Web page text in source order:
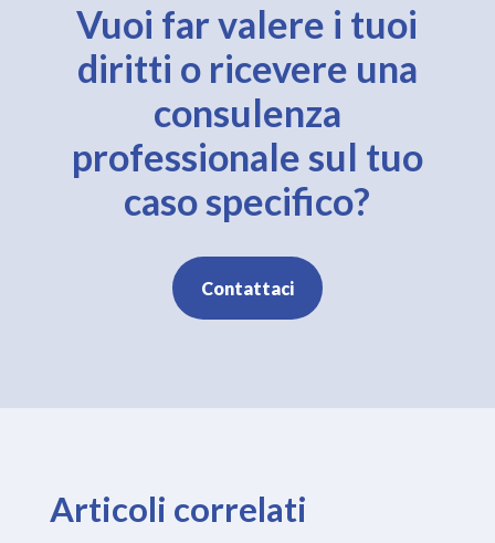
Vuoi far valere i tuoi
diritti o ricevere una
consulenza
professionale sul tuo
caso specifico?
Contattaci
Articoli correlati